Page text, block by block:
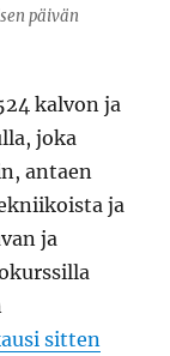
päivän
kalvon ja
joka
antaen
ja
ja
sitten